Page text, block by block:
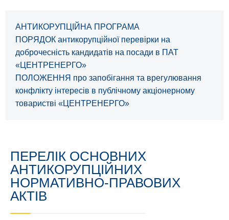
АНТИКОРУПЦІЙНА ПРОГРАМА
ПОРЯДОК антикорупційної перевірки на
доброчесність кандидатів на посади в ПАТ
«ЦЕНТРЕНЕРГО»
ПОЛОЖЕННЯ про запобігання та врегулювання
конфлікту інтересів в публічному акціонерному
товаристві «ЦЕНТРЕНЕРГО»
ПЕРЕЛІК ОСНОВНИХ
АНТИКОРУПЦІЙНИХ
НОРМАТИВНО-ПРАВОВИХ
АКТІВ